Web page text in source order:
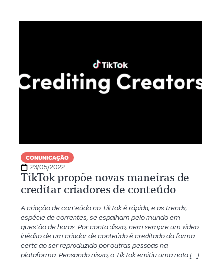
COMUNICAÇÃO
23/05/2022
TikTok propõe novas maneiras de
creditar criadores de conteúdo
A criação de conteúdo no TikTok é rápida, e as trends,
espécie de correntes, se espalham pelo mundo em
questão de horas. Por conta disso, nem sempre um vídeo
inédito de um criador de conteúdo é creditado da forma
certa ao ser reproduzido por outras pessoas na
plataforma. Pensando nisso, o TikTok emitiu uma nota […]